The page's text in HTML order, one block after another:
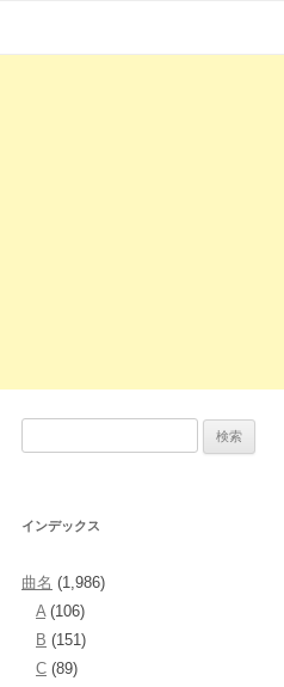
インデックス
曲名 (1,986)
A(106)
B (151)
C (89)